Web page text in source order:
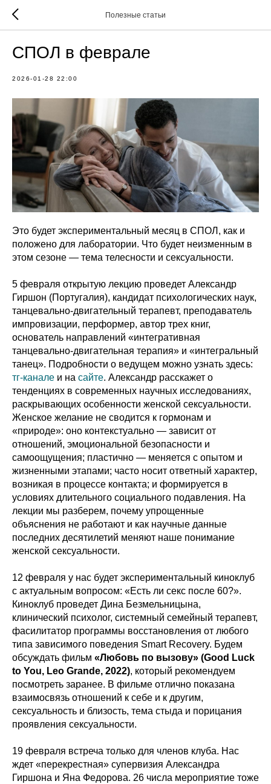
Полезные статьи
СПОЛ в феврале
2026-01-28 22:00
Это будет экспериментальный месяц в СПОЛ, как и
положено для лаборатории. Что будет неизменным в
этом сезоне — тема телесности и сексуальности.
5 февраля открытую лекцию проведет Александр
Гиршон (Португалия), кандидат психологических наук,
танцевально-двигательный терапевт, преподаватель
импровизации, перформер, автор трех книг,
основатель направлений «интегративная
танцевально-двигательная терапия» и «интегральный
танец». Подробности о ведущем можно узнать здесь:
тг-канале и на сайте. Александр расскажет о
тенденциях в современных научных исследованиях,
раскрывающих особенности женской сексуальности.
Женское желание не сводится к гормонам и
«природе»: оно контекстуально — зависит от
отношений, эмоциональной безопасности и
самоощущения; пластично — меняется с опытом и
жизненными этапами; часто носит ответный характер,
возникая в процессе контакта; и формируется в
условиях длительного социального подавления. На
лекции мы разберем, почему упрощенные
объяснения не работают и как научные данные
последних десятилетий меняют наше понимание
женской сексуальности.
12 февраля у нас будет экспериментальный киноклуб
с актуальным вопросом: «Есть ли секс после 60?».
Киноклуб проведет Дина Безмельницына,
клинический психолог, системный семейный терапевт,
фасилитатор программы восстановления от любого
типа зависимого поведения Smart Recovery. Будем
обсуждать фильм «Любовь по вызову» (Good Luck
to You, Leo Grande, 2022), который рекомендуем
посмотреть заранее. В фильме отлично показана
взаимосвязь отношений к себе и к другим,
сексуальность и близость, тема стыда и порицания
проявления сексуальности.
19 февраля встреча только для членов клуба. Нас
ждет «перекрестная» супервизия Александра
Гиршона и Яна Федорова. 26 числа мероприятие тоже